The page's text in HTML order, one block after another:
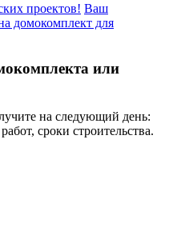
проектов! Ваш
домокомплект для
или
на следующий день:
сроки строительства.